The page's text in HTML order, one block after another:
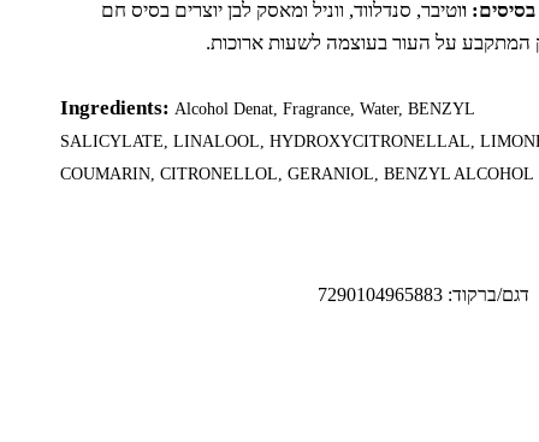
בסיסים: ווטיבר, סנדלווד, ווניל ומאסק לבן יוצרים בסיס חם
המתקבע על העור בעוצמה לשעות ארוכות.
Ingredients: Alcohol Denat, Fragrance, Water, BENZYL
SALICYLATE, LINALOOL, HYDROXYCITRONELLAL,
COUMARIN, CITRONELLOL, GERANIOL, BENZYL ALCOHOL
דגם/ברקוד: 7290104965883